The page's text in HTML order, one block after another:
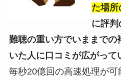
た場所
に評判
難聴の重い方でいままでの
いた人に口コミが広がって
毎秒20億回の高速処理が